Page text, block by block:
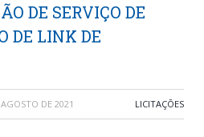
DE SERVIÇO DE
DE LINK DE
DE 2021 LICITAÇÕES